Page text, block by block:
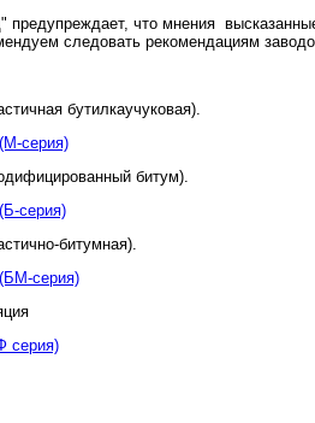
предупреждает, что мнения
следовать рекомендациям
бутилкаучуковая).
серия)
битум).
серия)
битумная).
серия)
серия)